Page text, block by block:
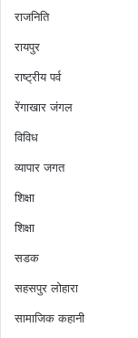
राजनिति
रायपुर
राष्ट्रीय पर्व
रेंगाखार जंगल
विविध
व्यापार जगत
शिक्षा
शिक्षा
सडक
सहसपुर लोहारा
सामाजिक कहानी